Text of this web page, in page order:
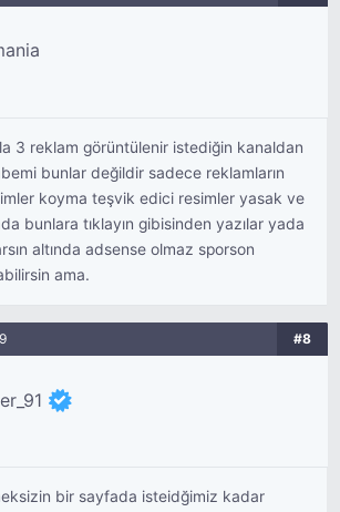
3 reklam görüntülenir istediğin kanaldan
bunlar değildir sadece reklamların
koyma teşvik edici resimler yasak ve
bunlara tıklayın gibisinden yazılar yada
altında adsense olmaz sporson
ama.
#8
bir sayfada isteidğimiz kadar